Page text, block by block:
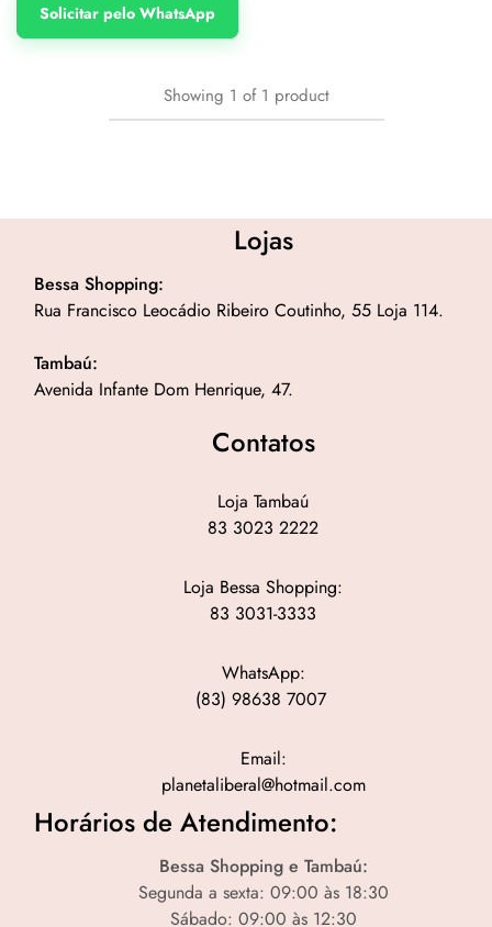
Solicitar pelo WhatsApp
Showing 1 of 1 product
Lojas
Bessa Shopping:
Rua Francisco Leocádio Ribeiro Coutinho, 55 Loja 114.
Tambaú:
Avenida Infante Dom Henrique, 47.
Contatos
Loja Tambaú
83 3023 2222
Loja Bessa Shopping:
83 3031-3333
WhatsApp:
(83) 98638 7007
Email:
planetaliberal@hotmail.com
Horários de Atendimento:
Bessa Shopping e Tambaú:
Segunda a sexta: 09:00 às 18:30
Sábado: 09:00 às 12:30